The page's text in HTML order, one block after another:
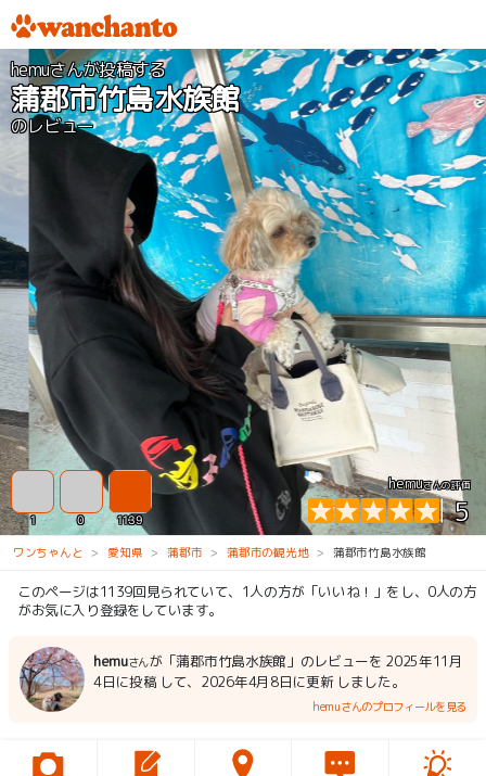
hemuさんが投稿する
蒲郡市竹島水族館
のレビュー
hemuさんの評価
5
1 0 1139
ワンちゃんと 愛知県 蒲郡市 蒲郡市の観光地 蒲郡市竹島水族館
このページは1139回見られていて、1人の方が「いいね！」をし、0人の方
がお気に入り登録をしています。
hemuさんが「蒲郡市竹島水族館」のレビューを 2025年11月
4日に投稿 して、2026年4月8日に更新 しました。
hemuさんのプロフィールを見る